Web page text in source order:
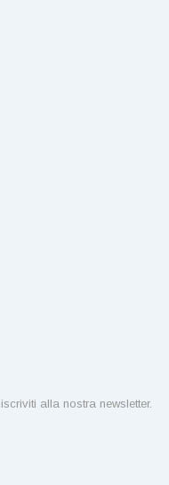
alla nostra newsletter.